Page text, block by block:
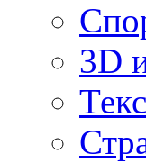
3D